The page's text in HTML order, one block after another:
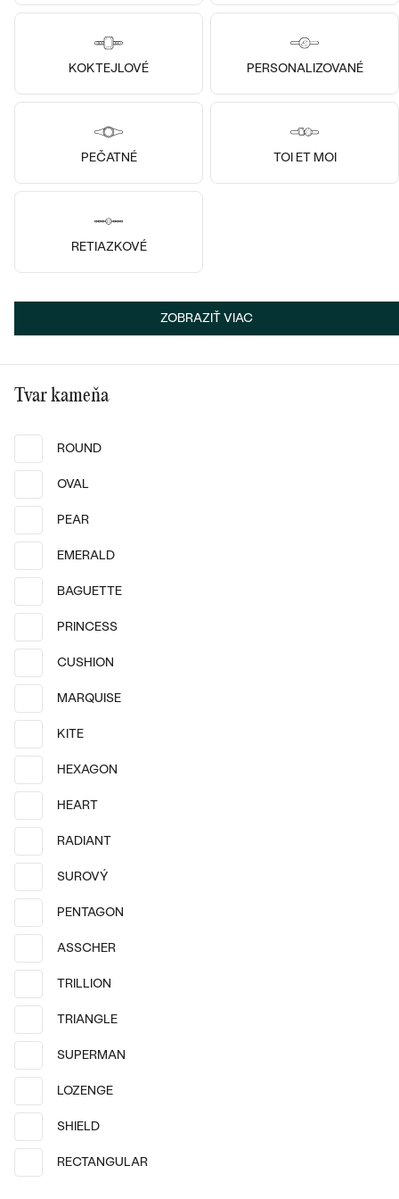
KOKTEJLOVÉ PERSONALIZOVANÉ
PEČATNÉ TOI ET MOI
RETIAZKOVÉ
ZOBRAZIŤ VIAC
Tvar kameňa
ROUND
OVAL
PEAR
EMERALD
BAGUETTE
PRINCESS
CUSHION
MARQUISE
KITE
HEXAGON
HEART
RADIANT
SUROVÝ
PENTAGON
ASSCHER
TRILLION
TRIANGLE
SUPERMAN
LOZENGE
SHIELD
RECTANGULAR
14k 14k 14k
14k biele zlato, Diamant
SKLADOM
Striebro, Lab-grown diamant
14k
14k žlté zlato, Lab-grown
diamant
od € 1 909
14k 14k
14k žlté zlato, Lab-grown
Valentin